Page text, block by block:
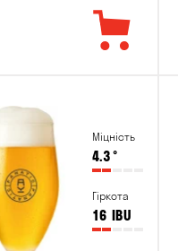
Міцність
4.3°
Гіркота
16 IBU